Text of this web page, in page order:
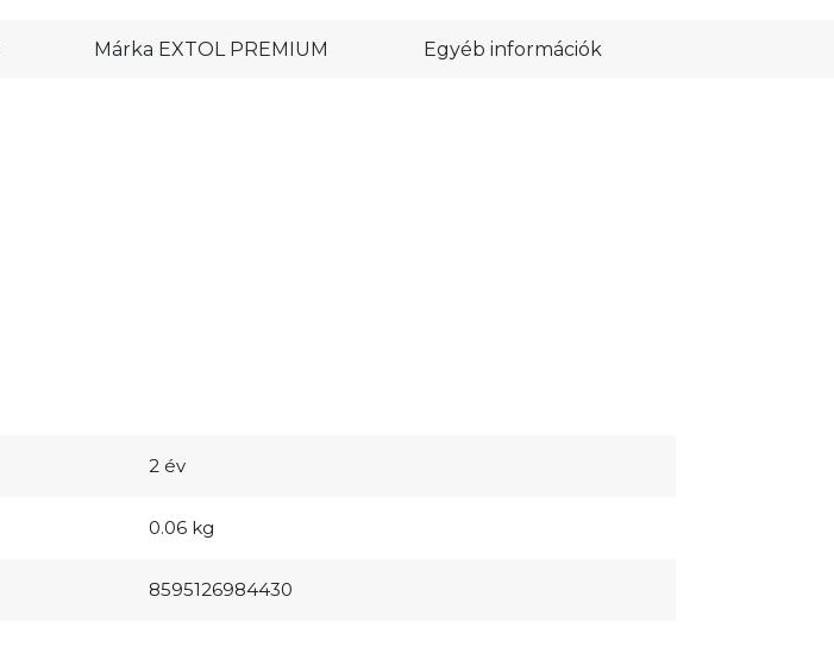
Márka EXTOL PREMIUM Egyéb információk
2 év
0.06 kg
8595126984430